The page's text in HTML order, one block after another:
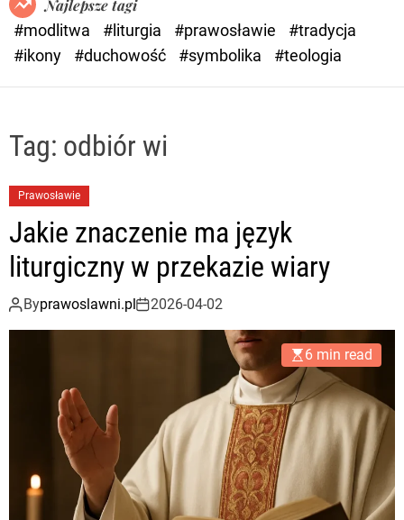
e
Najlepsze tagi
#modlitwa
#liturgia #prawosławie
#tradycja
#ikony
#duchowość #symbolika #teologia
Tag: odbiór wi
Prawosławie
Jakie znaczenie ma język
liturgiczny w przekazie wiary
Byprawoslawni.pl 2026-04-02
6 min read